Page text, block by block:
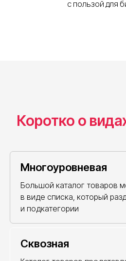
с пользой для
Коротко о
Многоуровневая
Большой каталог товаров
в виде списка, который
и подкатегории
Сквозная